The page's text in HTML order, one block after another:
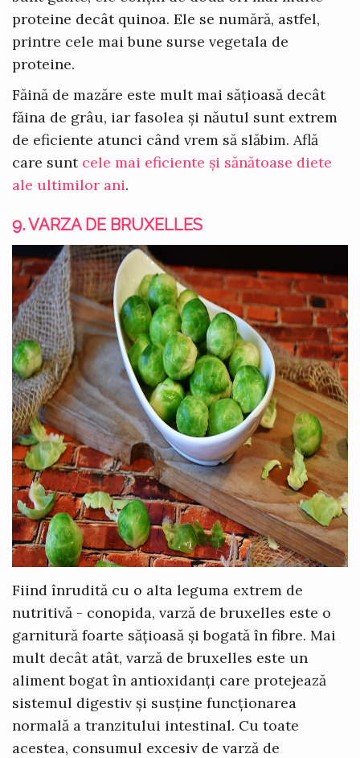
proteine decât quinoa. Ele se numără, astfel,
printre cele mai bune surse vegetala de
proteine.
Făină de mazăre este mult mai sățioasă decât
făina de grâu, iar fasolea și năutul sunt extrem
de eficiente atunci când vrem să slăbim. Află
care sunt cele mai eficiente și sănătoase diete
ale ultimilor ani.
9. VARZA DE BRUXELLES
Fiind înrudită cu o alta leguma extrem de
nutritivă - conopida, varză de bruxelles este o
garnitură foarte sățioasă și bogată în fibre. Mai
mult decât atât, varză de bruxelles este un
aliment bogat în antioxidanți care protejează
sistemul digestiv și susține funcționarea
normală a tranzitului intestinal. Cu toate
acestea, consumul excesiv de varză de